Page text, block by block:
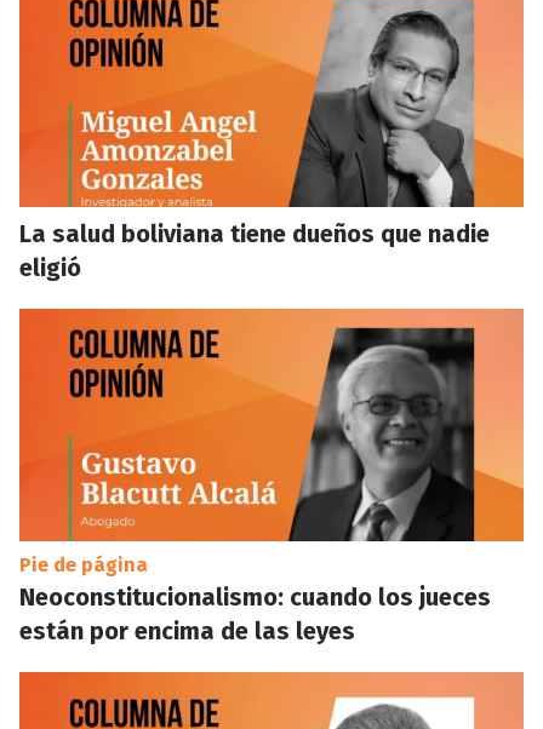
La salud boliviana tiene dueños que nadie
eligió
Pie de página
Neoconstitucionalismo: cuando los jueces
están por encima de las leyes